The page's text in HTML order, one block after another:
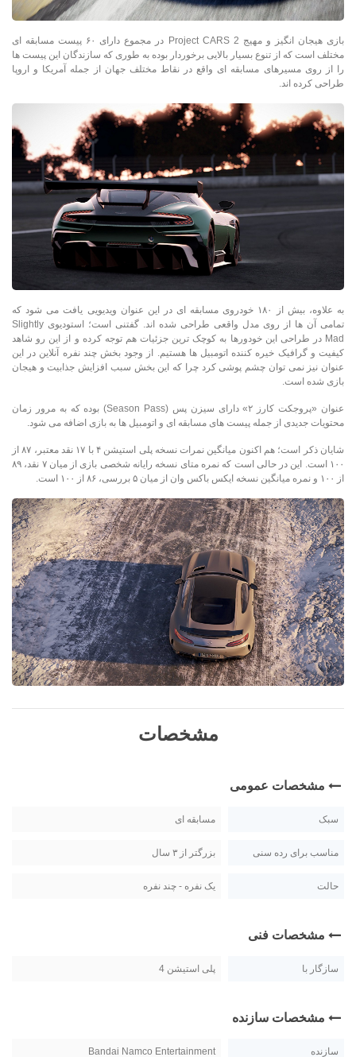
بازی هیجان انگیز و مهیج Project CARS 2 در مجموع دارای ۶۰ پیست مسابقه ای
مختلف است که از تنوع بسیار بالایی برخوردار بوده به طوری که سازندگان این پیست ها
را از روی مسیرهای مسابقه ای واقع در نقاط مختلف جهان از جمله آمریکا و اروپا
طراحی کرده اند.
به علاوه، بیش از ۱۸۰ خودروی مسابقه ای در این عنوان ویدیویی یافت می شود که
تمامی آن ها از روی مدل واقعی طراحی شده اند. گفتنی است؛ استودیوی Slightly
Mad در طراحی این خودورها به کوچک ترین جزئیات هم توجه کرده و از این رو شاهد
کیفیت و گرافیک خیره کننده اتومبیل ها هستیم. از وجود بخش چند نفره آنلاین در این
عنوان نیز نمی توان چشم پوشی کرد چرا که این بخش سبب افزایش جذابیت و هیجان
بازی شده است.
عنوان «پروجکت کارز ۲» دارای سیزن پس (Season Pass) بوده که به مرور زمان
محتویات جدیدی از جمله پیست های مسابقه ای و اتومبیل ها به بازی اضافه می شود.
شایان ذکر است؛ هم اکنون میانگین نمرات نسخه پلی استیشن ۴ با ۱۷ نقد معتبر، ۸۷ از
۱۰۰ است. این در حالی است که نمره متای نسخه رایانه شخصی بازی از میان ۷ نقد، ۸۹
از ۱۰۰ و نمره میانگین نسخه ایکس باکس وان از میان ۵ بررسی، ۸۶ از ۱۰۰ است.
مشخصات
مشخصات عمومی
سبک مسابقه ای
مناسب برای رده سنی بزرگتر از ۳ سال
حالت یک نفره - چند نفره
مشخصات فنی
سازگار با پلی استیشن 4
مشخصات سازنده
سازنده Bandai Namco Entertainment